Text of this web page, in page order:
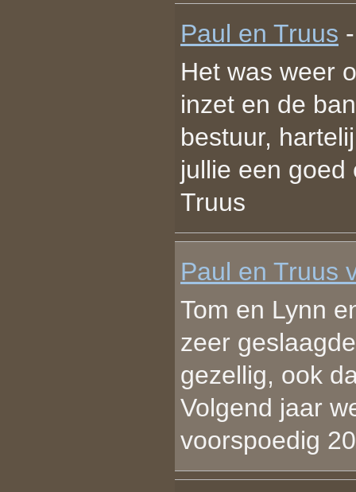
Paul en Truus
Het was weer
inzet en de
bestuur,
jullie een goed
Truus
Paul en Truus
Tom en Lynn
zeer
gezellig, ook
Volgend jaar
voorspoedig